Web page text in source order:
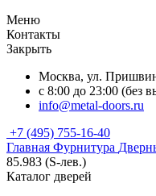
Меню
Контакты
Закрыть
Москва, ул.
с 8:00 до 23:00 (без
info@metal-doors.ru
+7 (495) 755-16-40
Главная Фурнитура
85.983 (S-лев.)
Каталог дверей